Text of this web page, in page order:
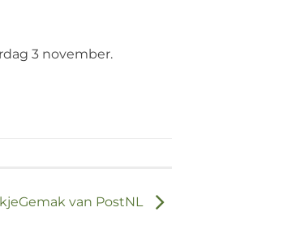
3 november.
van PostNL